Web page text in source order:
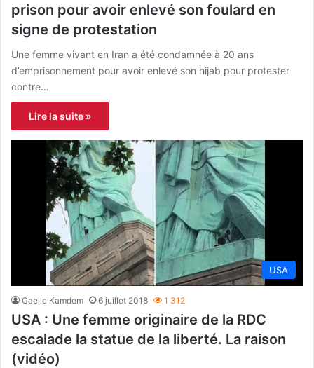
prison pour avoir enlevé son foulard en
signe de protestation
Une femme vivant en Iran a été condamnée à 20 ans
d’emprisonnement pour avoir enlevé son hijab pour protester
contre…
Lire la suite »
USA
Gaelle Kamdem 6 juillet 2018 1 312
USA : Une femme originaire de la RDC
escalade la statue de la liberté. La raison
(vidéo)